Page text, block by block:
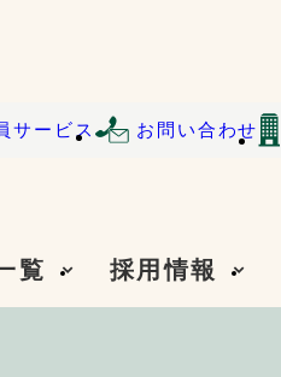
サービス お問い合わせ
覧 採用情報